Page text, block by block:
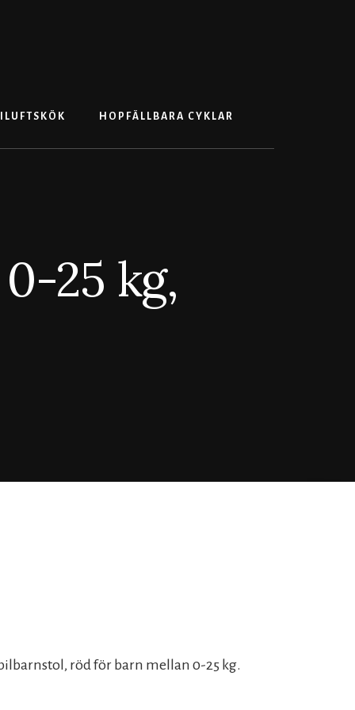
HOPFÄLLBARA CYKLAR
25 kg,
röd för barn mellan 0-25 kg.